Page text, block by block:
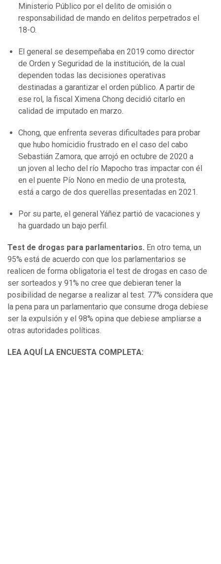
Ministerio Público por el delito de omisión o
responsabilidad de mando en delitos perpetrados el
18-O.
El general se desempeñaba en 2019 como director
de Orden y Seguridad de la institución, de la cual
dependen todas las decisiones operativas
destinadas a garantizar el orden público. A partir de
ese rol, la fiscal Ximena Chong decidió citarlo en
calidad de imputado en marzo.
Chong, que enfrenta severas dificultades para probar
que hubo homicidio frustrado en el caso del cabo
Sebastián Zamora, que arrojó en octubre de 2020 a
un joven al lecho del río Mapocho tras impactar con él
en el puente Pío Nono en medio de una protesta,
está a cargo de dos querellas presentadas en 2021.
Por su parte, el general Yáñez partió de vacaciones y
ha guardado un bajo perfil.
Test de drogas para parlamentarios. En otro tema, un
95% está de acuerdo con que los parlamentarios se
realicen de forma obligatoria el test de drogas en caso de
ser sorteados y 91% no cree que debieran tener la
posibilidad de negarse a realizar al test. 77% considera que
la pena para un parlamentario que consume droga debiese
ser la expulsión y el 98% opina que debiese ampliarse a
otras autoridades políticas.
LEA AQUÍ LA ENCUESTA COMPLETA: